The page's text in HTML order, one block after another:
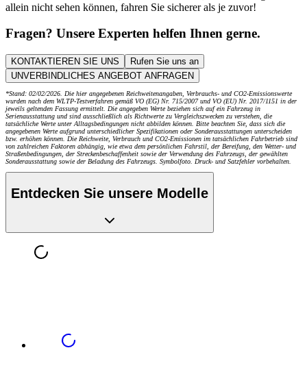
allein nicht sehen können, fahren Sie sicherer als je zuvor!
Fragen? Unsere Experten helfen Ihnen gerne.
KONTAKTIEREN SIE UNS
Rufen Sie uns an
UNVERBINDLICHES ANGEBOT ANFRAGEN
*Stand: 02/02/2026. Die hier angegebenen Reichweitenangaben, Verbrauchs- und CO2-Emissionswerte
wurden nach dem WLTP-Testverfahren gemäß VO (EG) Nr. 715/2007 und VO (EU) Nr. 2017/1151 in der
jeweils geltenden Fassung ermittelt. Die angegeben Werte beziehen sich auf ein Fahrzeug in
Serienausstattung und sind ausschließlich als Richtwerte zu Vergleichszwecken zu verstehen, die
tatsächliche Werte unter Alltagsbedingungen nicht abbilden können. Bitte beachten Sie, dass sich die
angegebenen Werte aufgrund unterschiedlicher Spezifikationen oder Sonderausstattungen unterscheiden
bzw. erhöhen können. Die Reichweite, Verbrauch und CO2-Emissionen im tatsächlichen Fahrbetrieb sind
von zahlreichen Faktoren abhängig, wie etwa dem persönlichen Fahrstil, der Bereifung, den Wetter- und
Straßenbedingungen, der Streckenbeschaffenheit sowie der Verwendung des Fahrzeugs, der gewählten
Sonderausstattung sowie der Beladung des Fahrzeugs. Symbolfoto. Druck- und Satzfehler vorbehalten.
Entdecken Sie unsere Modelle